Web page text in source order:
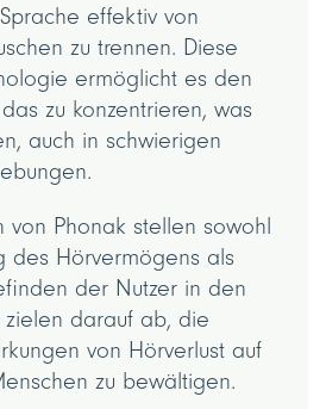
effektiv von
zu trennen. Diese
ermöglicht es den
zu konzentrieren, was
auch in schwierigen
von Phonak stellen sowohl
des Hörvermögens als
der Nutzer in den
darauf ab, die
von Hörverlust auf
zu bewältigen.